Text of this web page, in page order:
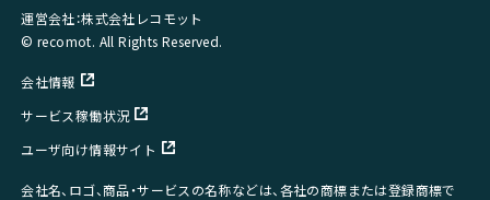
運営会社：株式会社レコモット
© recomot. All Rights Reserved.
会社情報
サービス稼働状況
ユーザ向け情報サイト
会社名、ロゴ、商品・サービスの名称などは、各社の商標または登録商標で